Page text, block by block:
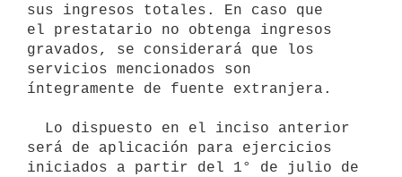
sus ingresos totales. En caso que
el prestatario no obtenga ingresos
gravados, se considerará que los
servicios mencionados son
íntegramente de fuente extranjera.
será de aplicación para ejercicios
iniciados a partir del 1° de julio de